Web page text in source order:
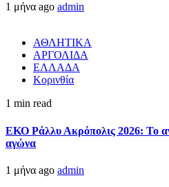
1 μήνα ago admin
ΑΘΛΗΤΙΚΑ
ΑΡΓΟΛΙΔΑ
ΕΛΛΑΔΑ
Κορινθία
1 min read
ΕΚΟ Ράλλυ Ακρόπολις 2026: Το
αγώνα
1 μήνα ago admin